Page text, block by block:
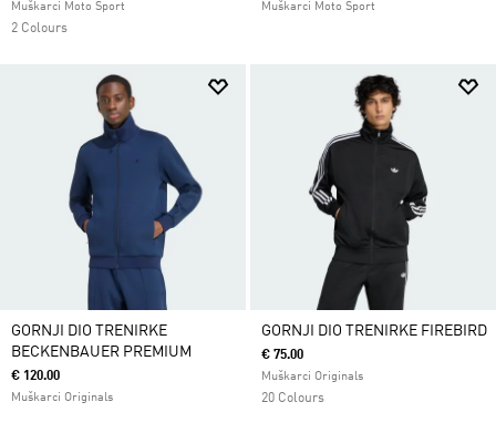
Muškarci Moto Sport
2 Colours
Muškarci Moto Sport
GORNJI DIO TRENIRKE
BECKENBAUER PREMIUM
€ 120.00
Muškarci Originals
GORNJI DIO TRENIRKE FIREBIRD
€ 75.00
Muškarci Originals
20 Colours